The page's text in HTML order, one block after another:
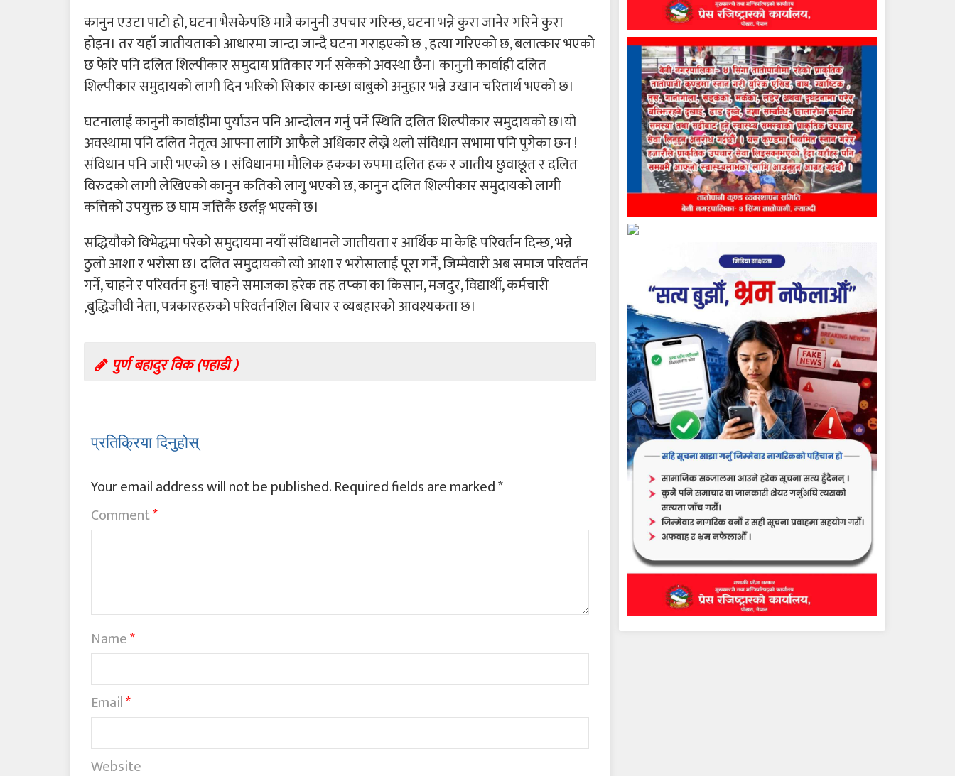
कानुन एउटा पाटो हो, घटना भैसकेपछि मात्रै कानुनी उपचार गरिन्छ, घटना भन्ने कुरा जानेर गरिने कुरा
होइन। तर यहाँ जातीयताको आधारमा जान्दा जान्दै घटना गराइएको छ , हत्या गरिएको छ, बलात्कार भएको
छ फेरि पनि दलित शिल्पीकार समुदाय प्रतिकार गर्न सकेको अवस्था छैन। कानुनी कार्वाही दलित
शिल्पीकार समुदायको लागी दिन भरिको सिकार कान्छा बाबुको अनुहार भन्ने उखान चरितार्थ भएको छ।
घटनालाई कानुनी कार्वाहीमा पुर्याउन पनि आन्दोलन गर्नु पर्ने स्थिति दलित शिल्पीकार समुदायको छ।यो
अवस्थामा पनि दलित नेतृत्व आफ्ना लागि आफैले अधिकार लेख्ने थलो संविधान सभामा पनि पुगेका छन !
संविधान पनि जारी भएको छ । संविधानमा मौलिक हकका रुपमा दलित हक र जातीय छुवाछूत र दलित
विरुदको लागी लेखिएको कानुन कतिको लागु भएको छ, कानुन दलित शिल्पीकार समुदायको लागी
कत्तिको उपयुक्त छ घाम जत्तिकै छर्लङ्ग भएको छ।
सद्धियौको विभेद्धमा परेको समुदायमा नयाँ संविधानले जातीयता र आर्थिक मा केहि परिवर्तन दिन्छ, भन्ने
ठुलो आशा र भरोसा छ। दलित समुदायको त्यो आशा र भरोसालाई पूरा गर्ने, जिम्मेवारी अब समाज परिवर्तन
गर्ने, चाहने र परिवर्तन हुन! चाहने समाजका हरेक तह तप्का का किसान, मजदुर, विद्यार्थी, कर्मचारी
,बुद्धिजीवी नेता, पत्रकारहरुको परिवर्तनशिल बिचार र व्यबहारको आवश्यकता छ।
पुर्ण बहादुर विक (पहाडी )
प्रतिक्रिया दिनुहोस्
Your email address will not be published.Required fields are marked*
Comment*
Name*
Email*
Website